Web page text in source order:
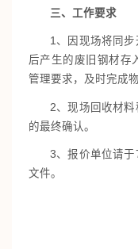
三、工作要求
1、因现场将同
后产生的废旧钢材存
管理要求，及时完成
2、现场回收材
的最终确认。
3、报价单位请
文件。